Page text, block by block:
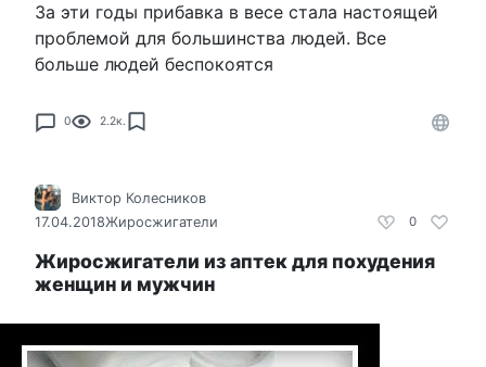
За эти годы прибавка в весе стала настоящей
проблемой для большинства людей. Все
больше людей беспокоятся
0 2.2к.
0
Виктор Колесников
17.04.2018Жиросжигатели
Жиросжигатели из аптек для похудения
женщин и мужчин